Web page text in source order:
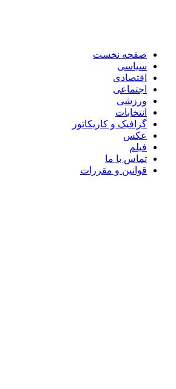
صفحه نخست
سیاسی
اقتصادی
اجتماعی
ورزشی
انتخابات
گرافیک و کاریکاتور
عکس
فیلم
تماس با ما
قوانین و مقررات